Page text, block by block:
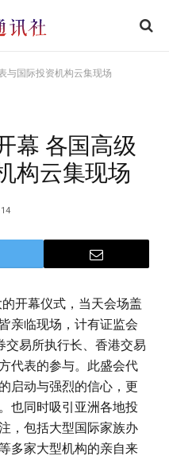
与国际投资机构云集现场
幕 各国高级
构云集现场
开幕仪式，当天会场盖
亲临现场，计有证监会
交易所执行长、香港交易
代表的参与。此盛会代
启动与强烈的信心，更
也同时吸引亚洲各地投
，包括大型国际家族办
多家大型机构的亲自来